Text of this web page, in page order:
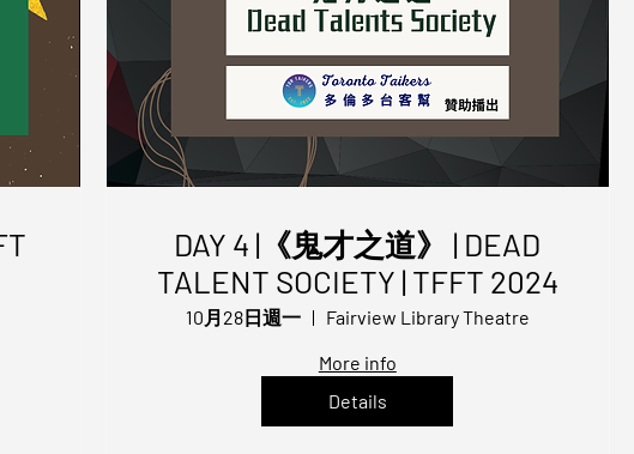
DAY 4 |《鬼才之道》 | DEAD
TALENT SOCIETY | TFFT 2024
10月28日週一
Fairview Library Theatre
More info
Details